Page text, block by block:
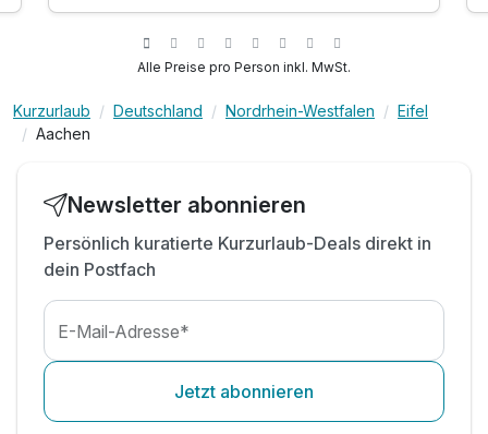
inkl. Tee & Kaffee auf dem Zimmer
Alle Preise pro Person inkl. MwSt.
Kurzurlaub Deutschland Nordrhein-Westfalen
Eifel
Aachen
Newsletter abonnieren
Persönlich kuratierte Kurzurlaub-Deals direkt in
dein Postfach
E-Mail-Adresse*
Jetzt abonnieren